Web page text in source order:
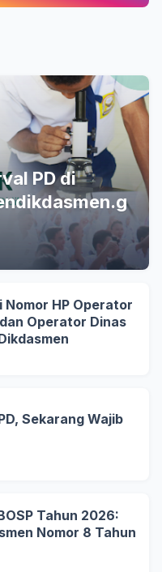
PD di
Nomor HP Operator
Operator Dinas
Sekarang Wajib
Tahun 2026:
Nomor 8 Tahun